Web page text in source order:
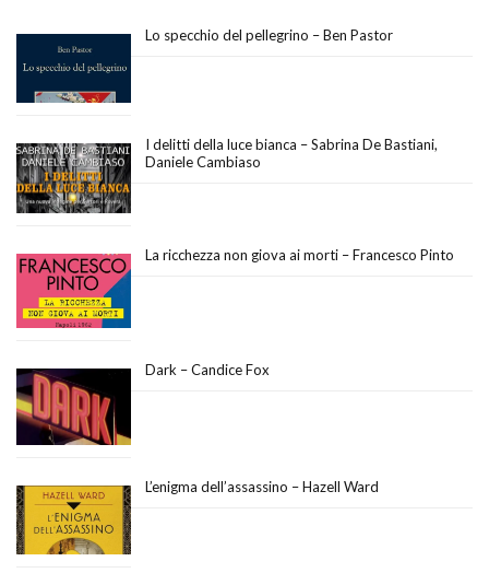
Lo specchio del pellegrino – Ben Pastor
I delitti della luce bianca – Sabrina De Bastiani,
Daniele Cambiaso
La ricchezza non giova ai morti – Francesco Pinto
Dark – Candice Fox
L’enigma dell’assassino – Hazell Ward